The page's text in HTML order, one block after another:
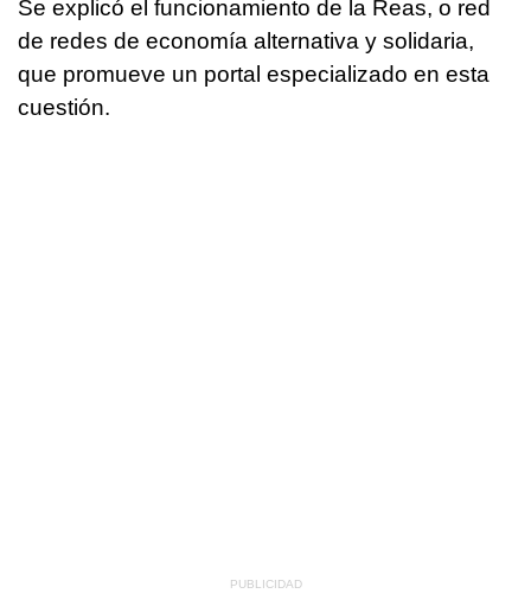
Se explicó el funcionamiento de la Reas, o red
de redes de economía alternativa y solidaria,
que promueve un portal especializado en esta
cuestión.